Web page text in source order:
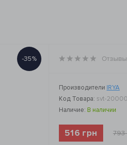
-35%
Производители IRYA
Код Товара: svt-
Наличие: В наличии
516 грн 793